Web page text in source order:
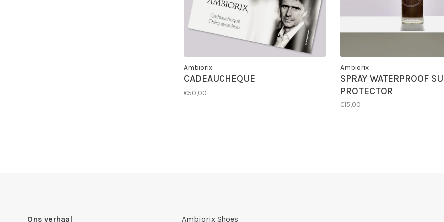
Ambiorix
CADEAUCHEQUE
€50,00
Ambiorix
SPRAY WATERPROOF
PROTECTOR
€15,00
Ons verhaal Ambiorix Shoes